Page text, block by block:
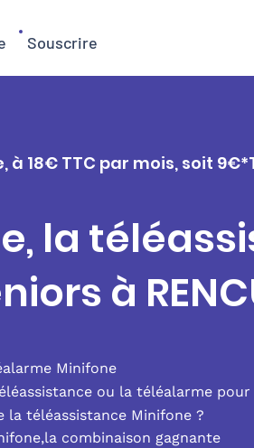
Souscrire
18€ TTC par mois, soit
la
à
Minifone
ou la téléalarme pour
la téléassistance Minifone ?
combinaison gagnante